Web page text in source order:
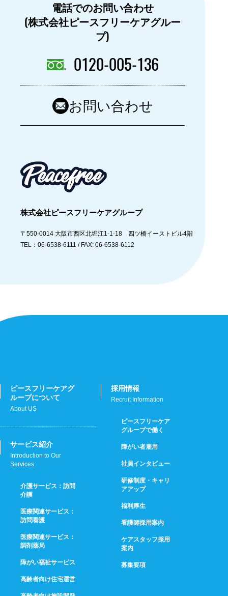
電話でのお問い合わせ
(株式会社ピースフリーケアグルー
プ)
0120-005-136
お問い合わせ
株式会社ピースフリーケアグループ
〒550-0014 大阪市西区北堀江1-1-18 四ツ橋イーストビル4階
TEL：06-6538-6111 / FAX: 06-6538-6112
ピースフリーケアグ
ループについて
About US
サービス紹介
Introduction to Our
Services
介護サービス：訪問
介護
医療関連サービス：
訪問看護
医療関連サービス：
調剤薬局
障がい福祉サービス
高齢者向け住宅運営
採用情報
Recruit Information
ピースフリーケア
グループで働く
障がい者雇用
社員インタビュー
研修制度・キャリ
アアップ
福利厚生
看護師採用案内
ケアスタッフ採用
案内
募集要項